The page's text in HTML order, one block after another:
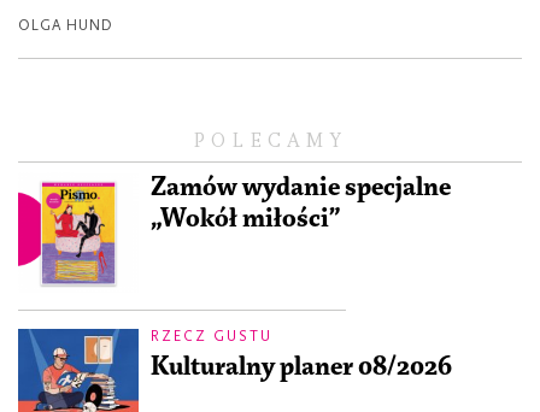
POLECAMY
Zamów wydanie specjalne
„Wokół miłości”
RZECZ GUSTU
Kulturalny planer 08/2026
OLGA HUND